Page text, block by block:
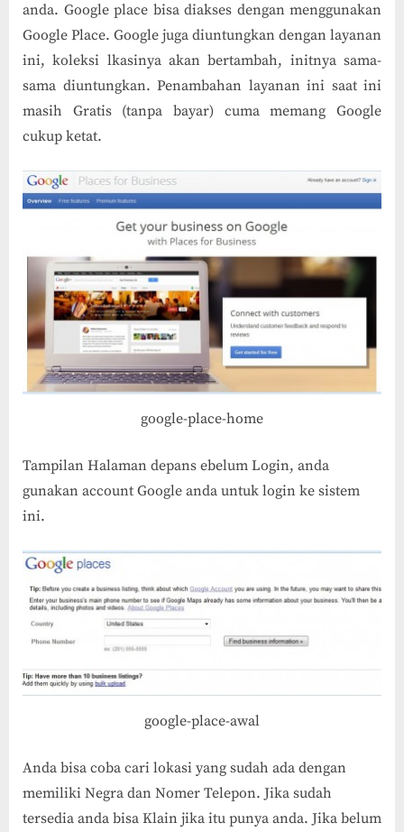
anda. Google place bisa diakses dengan menggunakan
Google Place. Google juga diuntungkan dengan layanan
ini, koleksi lkasinya akan bertambah, initnya sama-
sama diuntungkan. Penambahan layanan ini saat ini
masih Gratis (tanpa bayar) cuma memang Google
cukup ketat.
google-place-home
Tampilan Halaman depans ebelum Login, anda
gunakan account Google anda untuk login ke sistem
ini.
google-place-awal
Anda bisa coba cari lokasi yang sudah ada dengan
memiliki Negra dan Nomer Telepon. Jika sudah
tersedia anda bisa Klain jika itu punya anda. Jika belum